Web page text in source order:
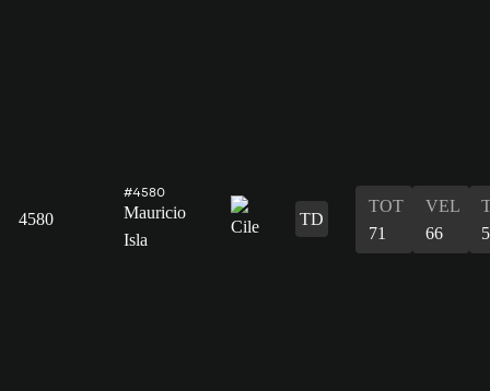
4580
#4580
Mauricio
Isla
TD
TOT
71
VEL
66